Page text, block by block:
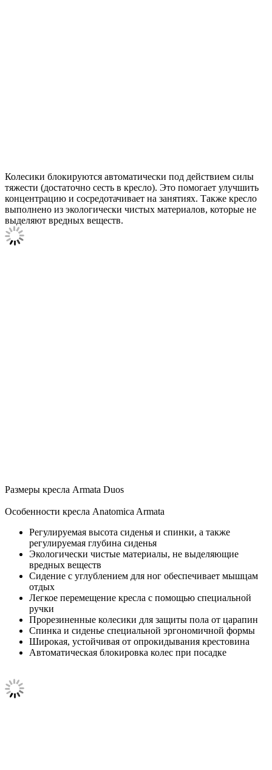
Колесики блокируются автоматически под действием силы
тяжести (достаточно сесть в кресло). Это помогает улучшить
концентрацию и сосредотачивает на занятиях. Также кресло
выполнено из экологически чистых материалов, которые не
выделяют вредных веществ.
Размеры кресла Armata Duos
Особенности кресла Anatomica Armata
Регулируемая высота сиденья и спинки, а также
регулируемая глубина сиденья
Экологически чистые материалы, не выделяющие
вредных веществ
Сидение с углублением для ног обеспечивает мышцам
отдых
Легкое перемещение кресла с помощью специальной
ручки
Прорезиненные колесики для защиты пола от царапин
Спинка и сиденье специальной эргономичной формы
Широкая, устойчивая от опрокидывания крестовина
Автоматическая блокировка колес при посадке